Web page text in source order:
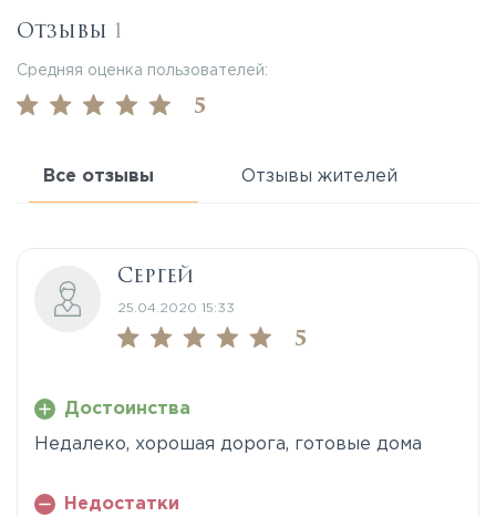
Отзывы 1
Средняя оценка пользователей:
5
Все отзывы Отзывы жителей
Сергей
25.04.2020 15:33
5
Достоинства
Недалеко, хорошая дорога, готовые дома
Недостатки